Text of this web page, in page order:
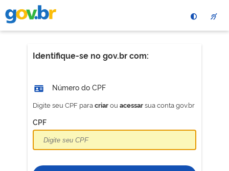
para
conteÃºdo
Identifique-se no gov.br com:
Número do CPF
Digite seu CPF paracriarou acessarsua conta gov.br
CPF